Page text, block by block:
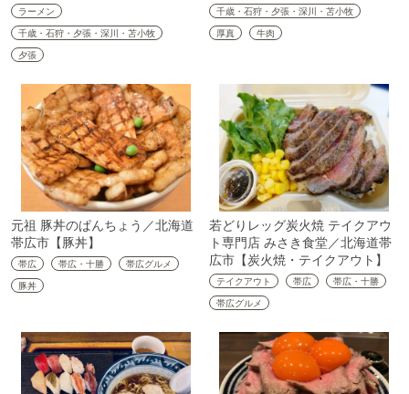
ラーメン
千歳・石狩・夕張・深川・苫小牧
夕張
千歳・石狩・夕張・深川・苫小牧
厚真
牛肉
元祖 豚丼のぱんちょう／北海道
帯広市【豚丼】
帯広 帯広・十勝
帯広グルメ
豚丼
若どりレッグ炭火焼 テイクアウ
ト専門店 みさき食堂／北海道帯
広市【炭火焼・テイクアウト】
テイクアウト 帯広
帯広・十勝
帯広グルメ